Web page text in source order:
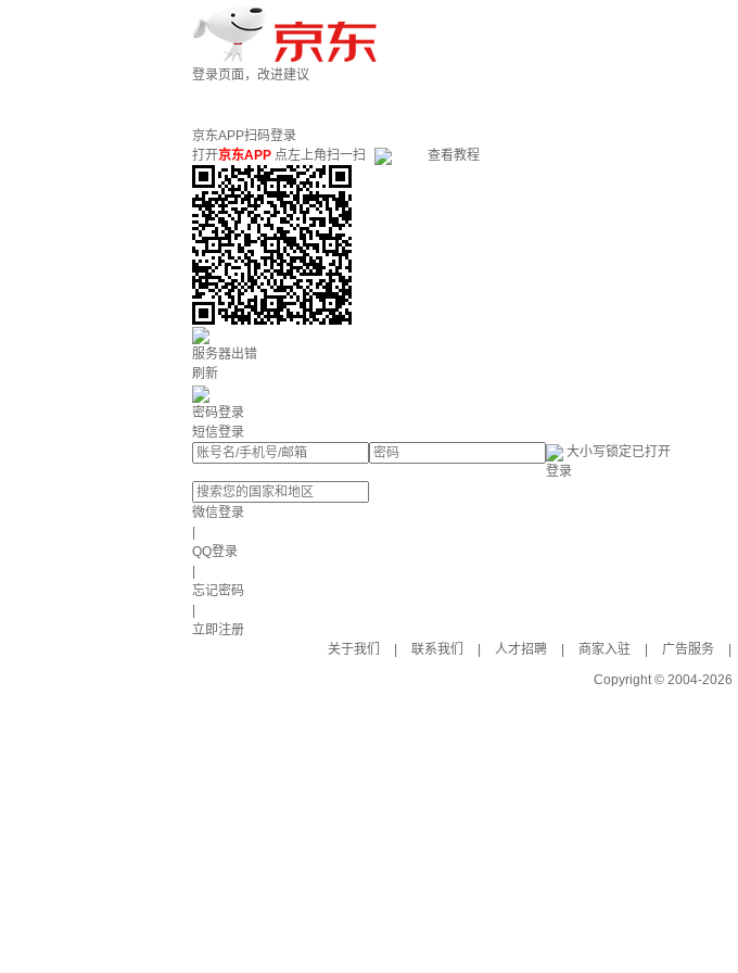
登录页面，改进建议
京东APP扫码登录
打开京东APP 点左上角扫一扫 查看教程
服务器出错
刷新
密码登录
短信登录
大小写锁定已打开
登录
微信登录
QQ登录
忘记密码
立即注册
关于我们
联系我们 人才招聘 商家入驻 广告服务
Copyright © 2004-2026